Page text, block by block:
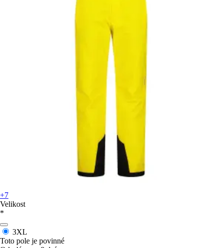
+7
Velikost
*
3XL
Toto pole je povinné